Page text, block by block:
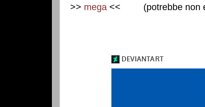
>> mega << (potrebbe non